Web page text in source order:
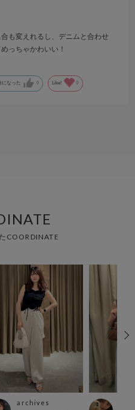
も変えれるし、デニムと合わせ
っちゃかわいい！
になった 0 Like! 0
COORDINATE
archives